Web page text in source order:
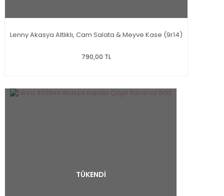
Lenny Akasya Altlıklı, Cam Salata & Meyve Kase (9r14)
790,00 TL
TÜKENDİ